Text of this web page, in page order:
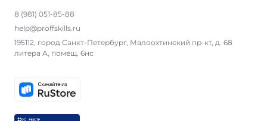
8 (981) 051-85-88
help@proffskills.ru
195112, город Санкт-Петербург, Малоохтинский пр-кт, д. 68
литера А, помещ. 6нс